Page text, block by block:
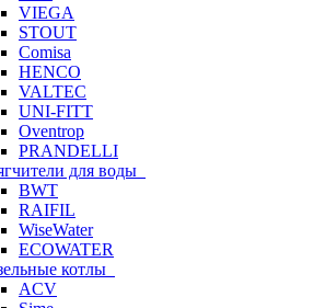
VIEGA
STOUT
Comisa
HENCO
VALTEC
UNI-FITT
Oventrop
PRANDELLI
для воды
BWT
RAIFIL
WiseWater
ECOWATER
котлы
ACV